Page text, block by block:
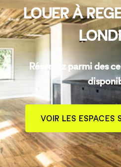
LOUER À
Réservez parmi des
VOIR LES ESPACES